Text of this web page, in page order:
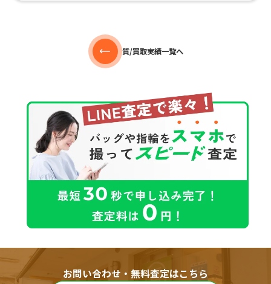
質/買取実績一覧へ
お問い合わせ・無料査定はこちら